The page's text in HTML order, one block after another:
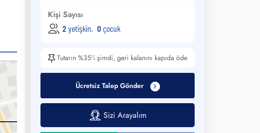
Kişi Sayısı
2yetişkin, 0 çocuk
Tutarın %35'i şimdi, geri kalanını kapıda öde
Ücretsiz Talep Gönder
Sizi Arayalım